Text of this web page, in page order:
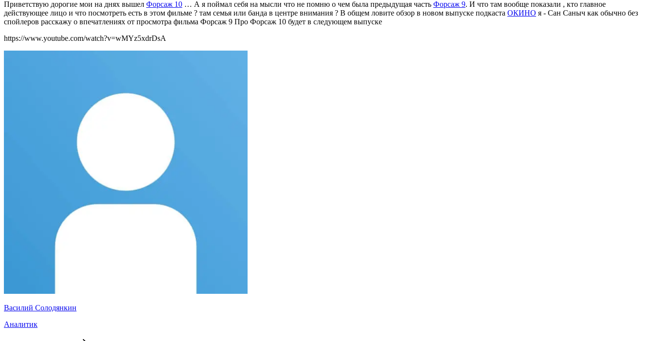
Приветствую дорогие мои на днях вышел Форсаж 10 … А я поймал себя на мысли что не помню о чем была предыдущая часть Форсаж 9. И что там вообще показали , кто главное
действующее лицо и что посмотреть есть в этом фильме ? там семья или банда в центре внимания ? В общем ловите обзор в новом выпуске подкаста ОКИНО я - Сан Саныч как обычно без
спойлеров расскажу о впечатлениях от просмотра фильма Форсаж 9 Про Форсаж 10 будет в следующем выпуске
https://www.youtube.com/watch?v=wMYz5xdrDsA
Василий Солодянкин
Аналитик